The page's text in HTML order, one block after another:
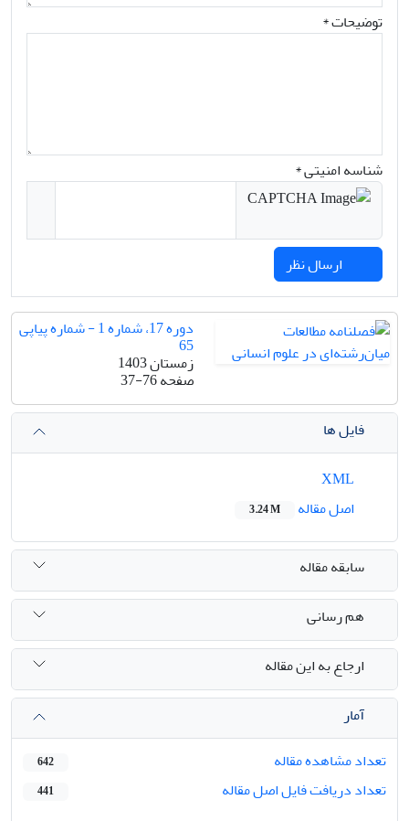
توضیحات *
شناسه امنیتی *
دوره 17، شماره 1 - شماره پیاپی
65
زمستان 1403
صفحه37-76
فایل ها
اصل مقاله
3.24 M
سابقه مقاله
هم رسانی
ارجاع به این مقاله
آمار
تعداد مشاهده مقاله
642
تعداد دریافت فایل اصل مقاله 441